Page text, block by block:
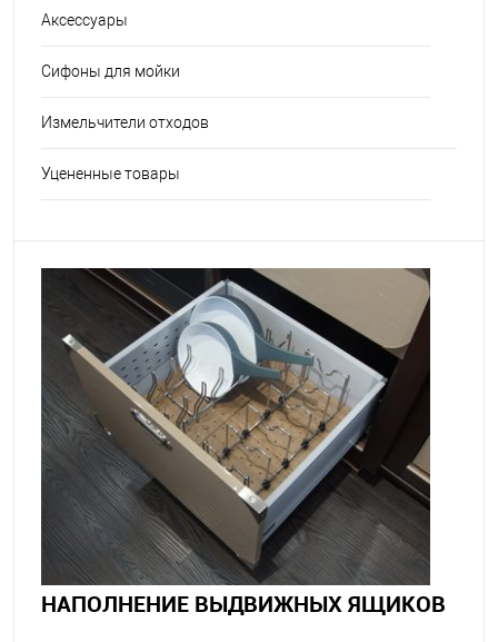
Аксессуары
Сифоны для мойки
Измельчители отходов
Уцененные товары
НАПОЛНЕНИЕ ВЫДВИЖНЫХ ЯЩИКОВ